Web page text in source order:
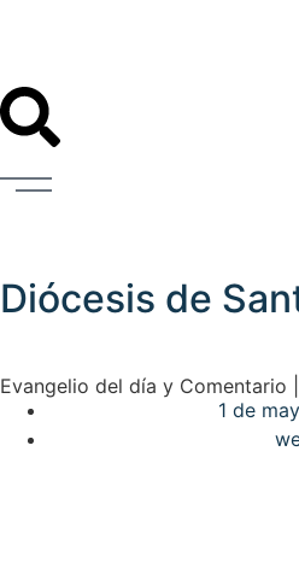
Diócesis de
Evangelio del día y Comentario
1 de